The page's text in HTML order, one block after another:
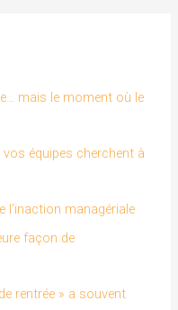
mais le moment où le
équipes cherchent à
l’inaction managériale
façon de
rentrée » a souvent